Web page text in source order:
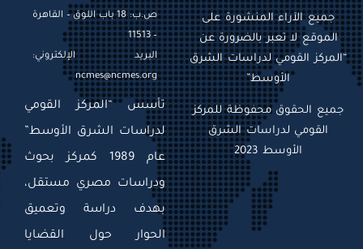
ص.ب: 18 باب اللوق – القاهرة
– 11513
البريد الإلكتروني:
ncmes@ncmes.org
تأسس “المركز القومي
لدراسات الشرق الأوسط”
عام 1989 كمركز بحوث
ودراسات مصري مستقل،
بهدف دراسة وتعميق
الحوار حول القضايا
جميع الآراء المنشورة على
الموقع لا تعبر بالضرورة عن
“المركز القومي لدراسات الشرق
الأوسط”
جميع الحقوق محفوظة للمركز
القومي لدراسات الشرق
الأوسط 2023